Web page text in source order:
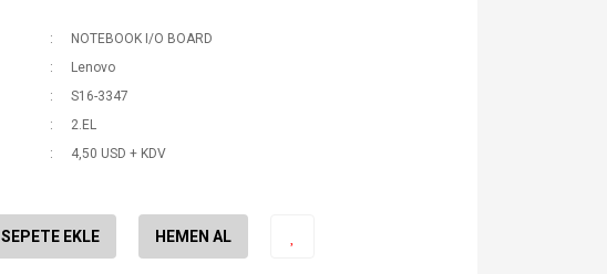
NOTEBOOK I/O BOARD
Lenovo
S16-3347
2.EL
4,50 USD + KDV
SEPETE EKLE HEMEN AL